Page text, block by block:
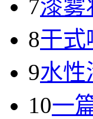
7漆雾
8干式
9水性
10一